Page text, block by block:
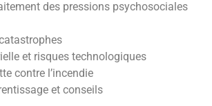
des pressions psychosociales
et risques technologiques
contre l’incendie
et conseils